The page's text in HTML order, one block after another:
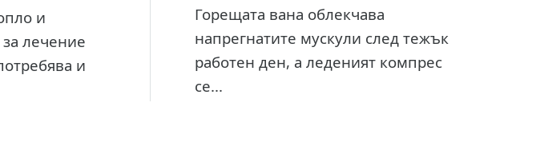
и
лечение
и
Горещата вана облекчава
напрегнатите мускули след тежък
работен ден, а леденият компрес
се...